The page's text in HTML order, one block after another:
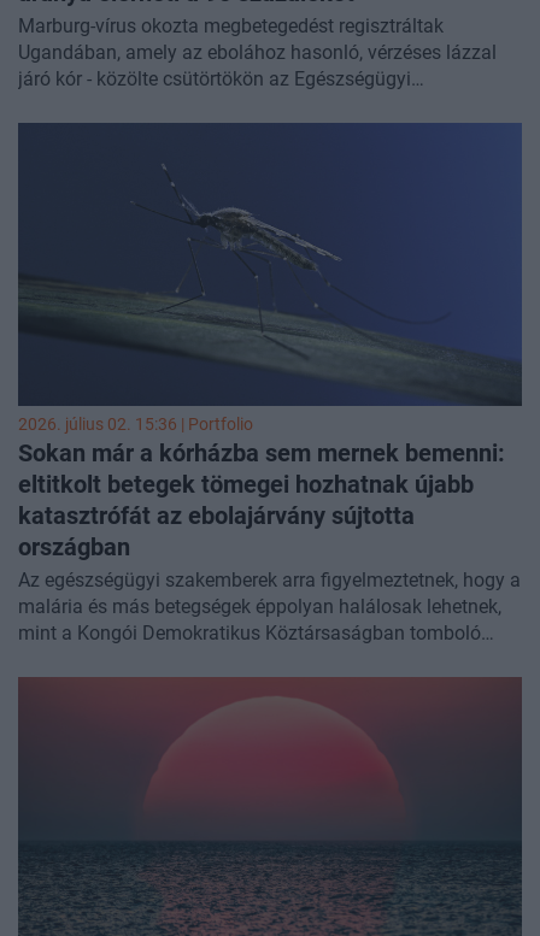
Marburg-vírus okozta megbetegedést regisztráltak
Ugandában, amely az ebolához hasonló, vérzéses lázzal
járó kór - közölte csütörtökön az Egészségügyi
2026. július 02. 15:36 | Portfolio
Sokan már a kórházba sem mernek bemenni:
eltitkolt betegek tömegei hozhatnak újabb
katasztrófát az ebolajárvány sújtotta
országban
Az egészségügyi szakemberek arra figyelmeztetnek, hogy a
malária és más betegségek éppolyan halálosak lehetnek,
mint a Kongói Demokratikus Köztársaságban tomboló
félelmükben elkerülik a klinikákat, ami tovább súlyosbítja a